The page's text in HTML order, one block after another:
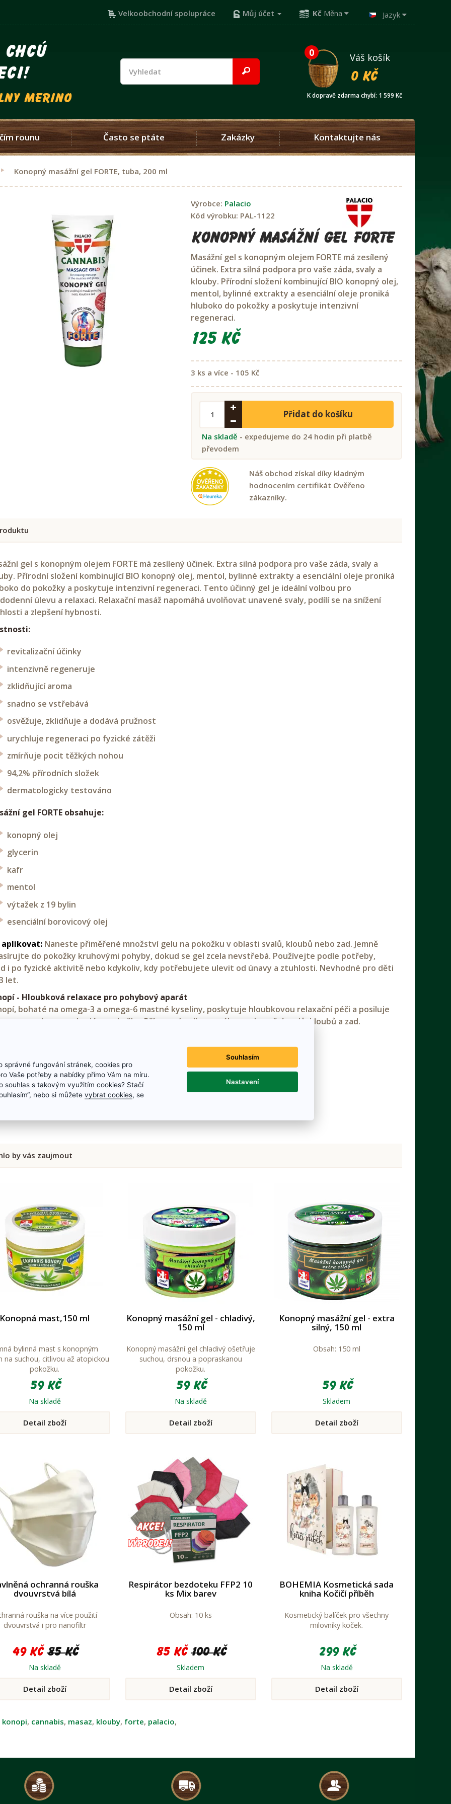
Velkoobchodní spolupráce Můj účet Kč Měna Jazyk
merino
0
Váš košík
0 Kč
K dopravě zdarma chybí: 1 599 Kč
rounu Často se ptáte Zakázky Kontaktujte nás
Konopný masážní gel FORTE, tuba, 200 ml
Výrobce: Palacio
Kód výrobku: PAL-1122
Konopný masážní gel FORTE
Masážní gel s konopným olejem FORTE má zesílený
účinek. Extra silná podpora pro vaše záda, svaly a
klouby. Přírodní složení kombinující BIO konopný olej,
mentol, bylinné extrakty a esenciální oleje proniká
hluboko do pokožky a poskytuje intenzivní
regeneraci.
125 Kč
3 ks a více - 105 Kč
Přidat do košíku
Na skladě - expedujeme do 24 hodin při platbě
převodem
Náš obchod získal díky kladným
hodnocením certifikát Ověřeno
zákazníky.
gel s konopným olejem FORTE má zesílený účinek. Extra silná podpora pro vaše záda, svaly a
Přírodní složení kombinující BIO konopný olej, mentol, bylinné extrakty a esenciální oleje proniká
do pokožky a poskytuje intenzivní regeneraci. Tento účinný gel je ideální volbou pro
úlevu a relaxaci. Relaxační masáž napomáhá uvolňovat unavené svaly, podílí se na snížení
a zlepšení hybnosti.
revitalizační účinky
intenzivně regeneruje
zklidňující aroma
snadno se vstřebává
osvěžuje, zklidňuje a dodává pružnost
urychluje regeneraci po fyzické zátěži
zmírňuje pocit těžkých nohou
94,2% přírodních složek
dermatologicky testováno
gel FORTE obsahuje:
konopný olej
glycerin
kafr
mentol
výtažek z 19 bylin
esenciální borovicový olej
aplikovat: Naneste přiměřené množství gelu na pokožku v oblasti svalů, kloubů nebo zad. Jemně
do pokožky kruhovými pohyby, dokud se gel zcela nevstřebá. Používejte podle potřeby,
i po fyzické aktivitě nebo kdykoliv, kdy potřebujete ulevit od únavy a ztuhlosti. Nevhodné pro děti
let.
- Hloubková relaxace pro pohybový aparát
bohaté na omega-3 a omega-6 mastné kyseliny, poskytuje hloubkovou relaxační péči a posiluje
ochrannou bariéru pokožky. Přírozená volba pro úlevu od napětí svalů, kloubů a zad.
v České republice
by vás zaujmout
Konopná mast,150 ml
bylinná mast s konopným
na suchou, citlivou až atopickou
pokožku.
59 Kč
Na skladě
Detail zboží
Konopný masážní gel - chladivý,
150 ml
Konopný masážní gel chladivý ošetřuje
suchou, drsnou a popraskanou
pokožku.
59 Kč
Na skladě
Detail zboží
Konopný masážní gel - extra
silný, 150 ml
Obsah: 150 ml
59 Kč
Skladem
Detail zboží
ochranná rouška
dvouvrstvá bílá
rouška na více použití
dvouvrstvá i pro nanofiltr
49 Kč 85 Kč
Na skladě
Detail zboží
Respirátor bezdoteku FFP2 10
ks Mix barev
Obsah: 10 ks
85 Kč 100 Kč
Skladem
Detail zboží
BOHEMIA Kosmetická sada
kniha Kočičí příběh
Kosmetický balíček pro všechny
milovníky koček.
299 Kč
Na skladě
Detail zboží
konopi, cannabis, masaz, klouby, forte, palacio,
správné fungování stránek, cookies pro
Vaše potřeby a nabídky přímo Vám na míru.
souhlas s takovým využitím cookies? Stačí
nebo si můžete vybrat cookies, se
Souhlasím
Nastavení